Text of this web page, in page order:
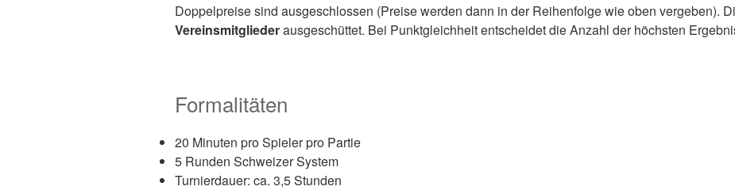
Doppelpreise sind ausgeschlossen (Preise werden dann in der Reihenfolge wie oben vergeben).
Vereinsmitgliederausgeschüttet. Bei Punktgleichheit entscheidet die Anzahl der höchsten
Formalitäten
20 Minuten pro Spieler pro Partie
5 Runden Schweizer System
Turnierdauer: ca. 3,5 Stunden